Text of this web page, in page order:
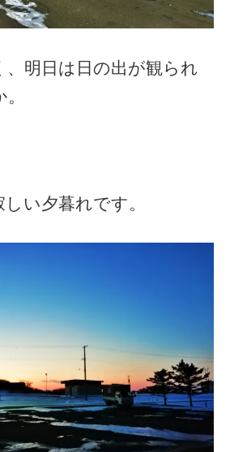
、明日は日の出が観られ
い夕暮れです。